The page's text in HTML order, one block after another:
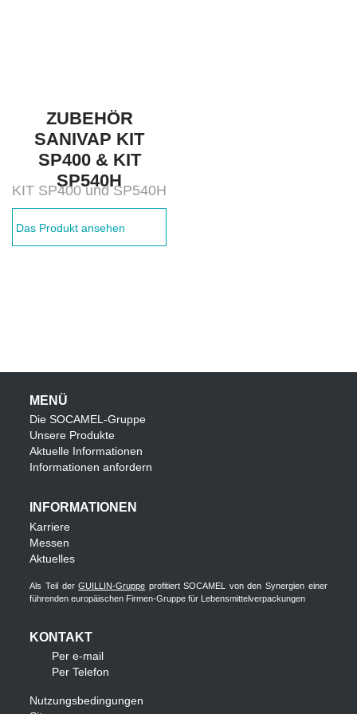
ZUBEHÖR
SANIVAP KIT
SP400 & KIT
SP540H
KIT SP400 und SP540H
Das Produkt ansehen
MENÜ
Die SOCAMEL-Gruppe
Unsere Produkte
Aktuelle Informationen
Informationen anfordern
INFORMATIONEN
Karriere
Messen
Aktuelles
Als Teil derGUILLIN-Gruppe profitiert SOCAMEL von den Synergien einer
führenden europäischen Firmen-Gruppe für Lebensmittelverpackungen
KONTAKT
Per e-mail
Per Telefon
Nutzungsbedingungen